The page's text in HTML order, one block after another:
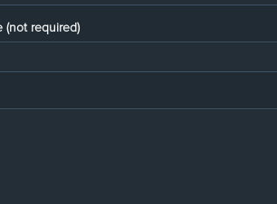
(not required)